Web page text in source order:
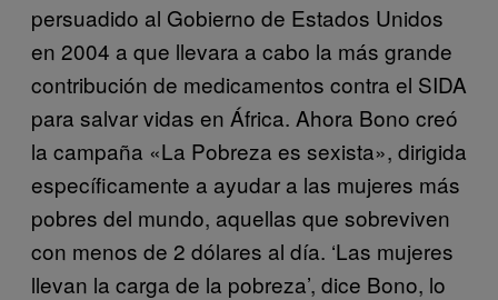
persuadido al Gobierno de Estados Unidos
en 2004 a que llevara a cabo la más grande
contribución de medicamentos contra el SIDA
para salvar vidas en África. Ahora Bono creó
la campaña «La Pobreza es sexista», dirigida
específicamente a ayudar a las mujeres más
pobres del mundo, aquellas que sobreviven
con menos de 2 dólares al día. ‘Las mujeres
llevan la carga de la pobreza’, dice Bono, lo